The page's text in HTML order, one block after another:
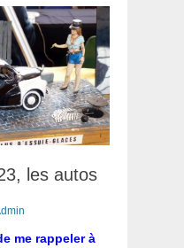
les autos
me rappeler à